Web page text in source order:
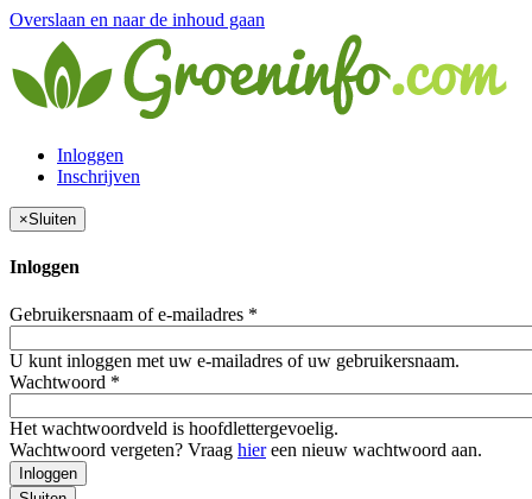
Overslaan en naar de inhoud gaan
Inloggen
Inschrijven
×Sluiten
Inloggen
Gebruikersnaam of e-mailadres *
U kunt inloggen met uw e-mailadres of uw gebruikersnaam.
Wachtwoord *
Het wachtwoordveld is hoofdlettergevoelig.
Wachtwoord vergeten? Vraag hiereen nieuw wachtwoord aan.
Inloggen